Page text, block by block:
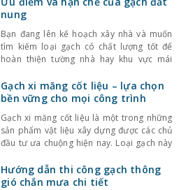
nung
Bạn đang lên kế hoạch xây nhà và muốn
tìm kiếm loại gạch có chất lượng tốt để
hoàn thiện tường nhà hay khu vực mái
đất nung nhưng chưa nắm rõ chủng loại
cũng như ưu điểm và hạn chế của chúng?
Gạch xi măng cốt liệu – lựa chọn
bền vững cho mọi công trình
Gạch xi măng cốt liệu là một trong những
sản phẩm vật liệu xây dựng được các chủ
đầu tư ưa chuộng hiện nay. Loại gạch này
kết bằng Xi măng sản xuất trên dây
chuyền hiện đại thân thiện với môi
Hướng dẫn thi công gạch thông
gió chắn mưa chi tiết